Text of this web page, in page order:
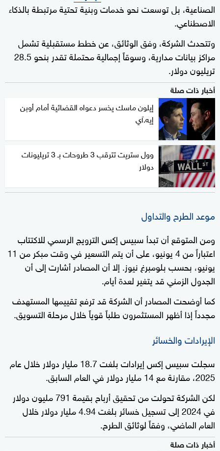
الصناعية، بل توسعت نحو خدمات وبنية تحتية مرتبطة بالذكاء
الاصطناعي.
وتتحدث الشركة، وفق الوثائق، عن خطط مستقبلية تشمل
مراكز بيانات مدارية، وسوقاً إجمالية محتملة تقدر بنحو 28.5
تريليون دولار.
أخبار ذات صلة
إيلون ماسك يخسر دعواه القضائية أمام أوبن
إيه.آي
وول ستريت تترقب 3 طروحات بـ 3 تريليونات
دولار
موعد الطرح والتداول
ومن المتوقع أن تبدأ سبيس إكس الترويج الرسمي للاكتتاب
اعتباراً من 4 يونيو، على أن يتم التسعير في وقت مبكر من 11
يونيو، بحسب بلومبرغ نيوز. إلا أن المصادر أشارت إلى أن
الجدول الزمني قد يتغير لعدة أيام.
كما أوضحت المصادر أن الشركة قد ترفع تقييمها المستهدف
مجدداً إذا أظهر المستثمرون طلباً قوياً خلال مرحلة التسويق.
الإيرادات والخسائر
سجلت سبيس إكس إيرادات بلغت 18.7 مليار دولار خلال عام
2025، مقارنة مع 14 مليار دولار في العام السابق.
لكن الشركة تحولت من تحقيق أرباح بقيمة 791 مليون دولار
في 2024 إلى تسجيل خسائر بلغت 4.94 مليار دولار خلال
العام الماضي، وفقاً لوثائق الطرح.
أخبار ذات صلة